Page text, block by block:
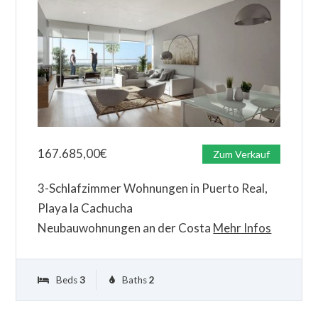
167.685,00€ Zum Verkauf
3-Schlafzimmer Wohnungen in Puerto Real,
Playa la Cachucha
Neubauwohnungen an der Costa Mehr Infos
Beds 3 Baths 2